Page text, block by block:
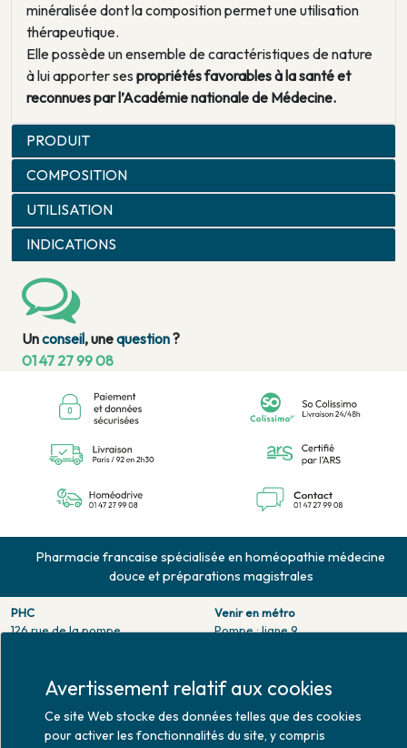
minéralisée dont la composition permet une utilisation
thérapeutique.
Elle possède un ensemble de caractéristiques de nature
à lui apporter ses propriétés favorables à la santé et
reconnues par l’Académie nationale de Médecine.
PRODUIT
COMPOSITION
UTILISATION
INDICATIONS
Unconseil, unequestion?
01 47 27 99 08
Pharmacie francaise spécialisée en homéopathie médecine
douce et préparations magistrales
PHC
126 rue de la pompe
Fax. 01 47 55 03 61
Horaires d'ouverture
Lundi : 10h30 - 20h00
Venir en métro
Pompe : ligne 9.
Venir en bus
Jean Monet : ligne 52.
Avertissement relatif aux cookies
Ce site Web stocke des données telles que des cookies
pour activer les fonctionnalités du site, y compris